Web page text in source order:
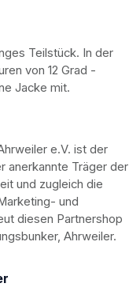
Teilstück. In der
von 12 Grad -
Jacke mit.
e.V. ist der
anerkannte Träger der
und zugleich die
und
diesen Partnershop
Ahrweiler.